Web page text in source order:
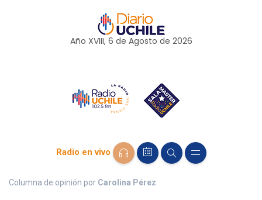
Año XVIII, 6 de Agosto de 2026
Radio en vivo
Columna de opinión por Carolina Pérez